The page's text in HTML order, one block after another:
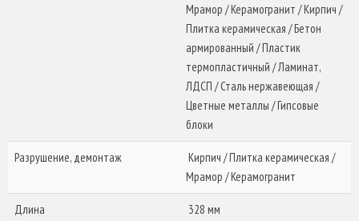
Мрамор / Керамогранит / Кирпич /
Плитка керамическая / Бетон
армированный / Пластик
термопластичный / Ламинат,
ЛДСП / Сталь нержавеющая /
Цветные металлы / Гипсовые
блоки
Разрушение, демонтаж
Кирпич / Плитка керамическая /
Мрамор / Керамогранит
Длина 328 мм